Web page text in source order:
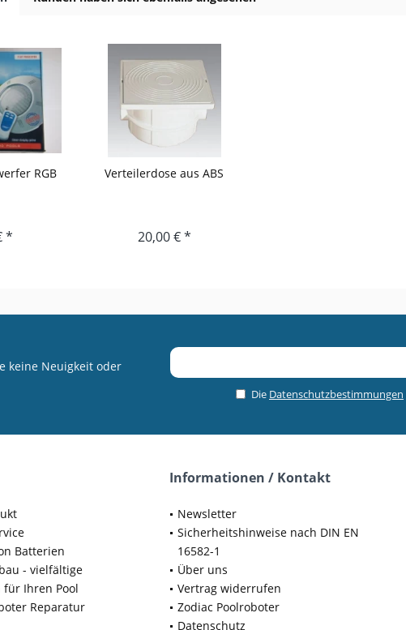
RGB
*
Verteilerdose aus ABS
20,00 € *
keine Neuigkeit oder
Die Datenschutzbestimmungen
Batterien
- vielfältige
Ihren Pool
Reparatur
Informationen / Kontakt
Newsletter
Sicherheitshinweise nach DIN EN
16582-1
Über uns
Vertrag widerrufen
Zodiac Poolroboter
Datenschutz